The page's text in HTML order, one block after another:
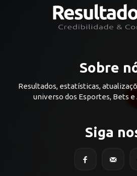
Sobre
Resultados, estatísticas,
universo dos Esportes, Bets
Siga